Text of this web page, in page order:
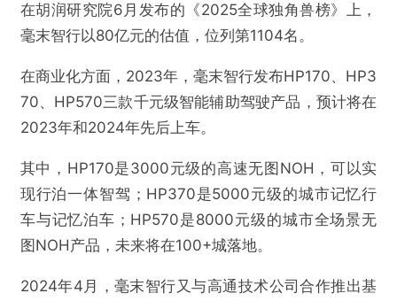
在胡润研究院6月发布的《2025全球独角兽榜》上，
毫末智行以80亿元的估值，位列第1104名。
在商业化方面，2023年，毫末智行发布HP170、HP3
70、HP570三款千元级智能辅助驾驶产品，预计将在
2023年和2024年先后上车。
其中，HP170是3000元级的高速无图NOH，可以实
现行泊一体智驾；HP370是5000元级的城市记忆行
车与记忆泊车；HP570是8000元级的城市全场景无
图NOH产品，未来将在100+城落地。
2024年4月，毫末智行又与高通技术公司合作推出基